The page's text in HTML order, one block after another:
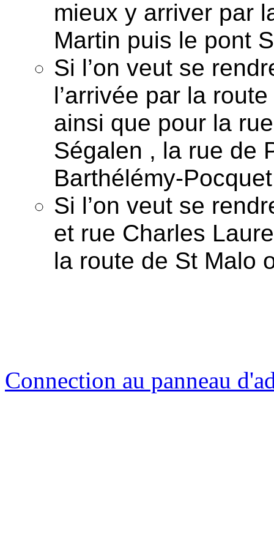
mieux y arriver par
Martin puis le pont
Si l’on veut se
l’arrivée par la
ainsi que pour la
Ségalen , la rue de
Barthélémy-Pocquet
Si l’on veut se
et rue Charles
la route de St Malo
Connection au panneau